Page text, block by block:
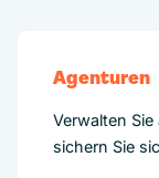
Agenturen
Verwalten
sichern Sie